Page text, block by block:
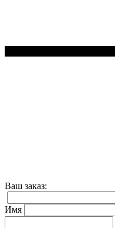
Ваш заказ:
Имя